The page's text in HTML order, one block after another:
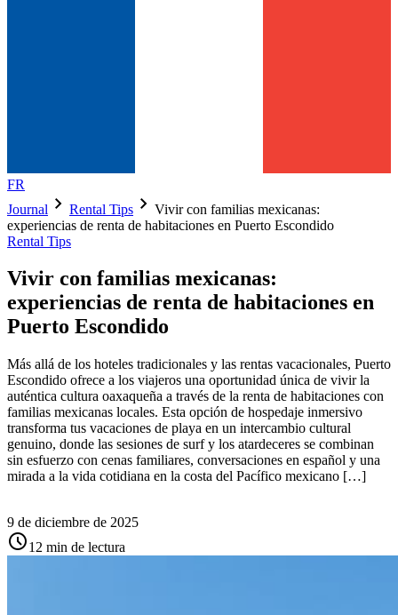
FR
Journal chevron_right Rental Tips chevron_right Vivir con familias mexicanas:
experiencias de renta de habitaciones en Puerto Escondido
Rental Tips
Vivir con familias mexicanas:
experiencias de renta de habitaciones en
Puerto Escondido
Más allá de los hoteles tradicionales y las rentas vacacionales, Puerto
Escondido ofrece a los viajeros una oportunidad única de vivir la
auténtica cultura oaxaqueña a través de la renta de habitaciones con
familias mexicanas locales. Esta opción de hospedaje inmersivo
transforma tus vacaciones de playa en un intercambio cultural
genuino, donde las sesiones de surf y los atardeceres se combinan
sin esfuerzo con cenas familiares, conversaciones en español y una
mirada a la vida cotidiana en la costa del Pacífico mexicano […]
9 de diciembre de 2025
schedule12 min de lectura